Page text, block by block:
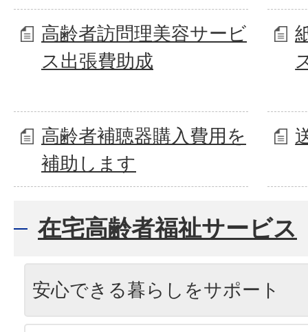
高齢者訪問理美容サービ
ス出張費助成
高齢者補聴器購入費用を
補助します
在宅高齢者福祉サービス
安心できる暮らしをサポート